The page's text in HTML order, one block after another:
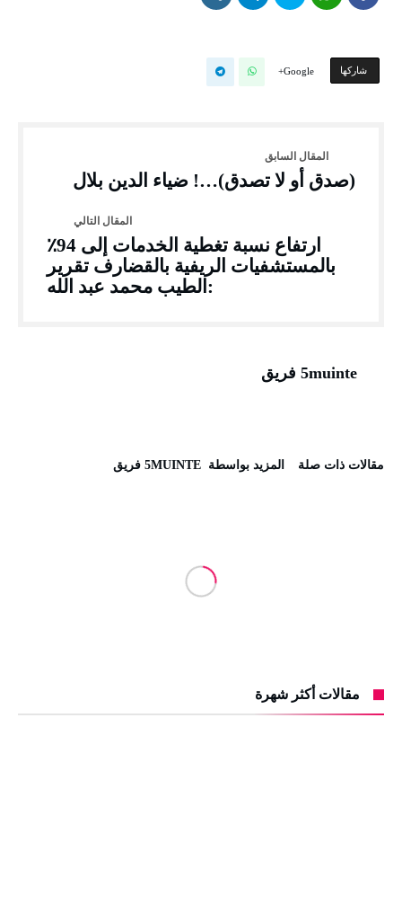
‫‫ شاركها‬ Google+
(صدق أو لا تصدق)…! ضياء الدين بلال
ارتفاع نسبة تغطية الخدمات إلى 94٪
بالمستشفيات الريفية بالقضارف تقرير
:الطيب محمد عبد الله
5muinte فريق
‫مقالات ذات صلة‬ ‫‫المزيد بواسطة‬ ‬ 5MUINTE فريق
مقالات أكثر شهرة